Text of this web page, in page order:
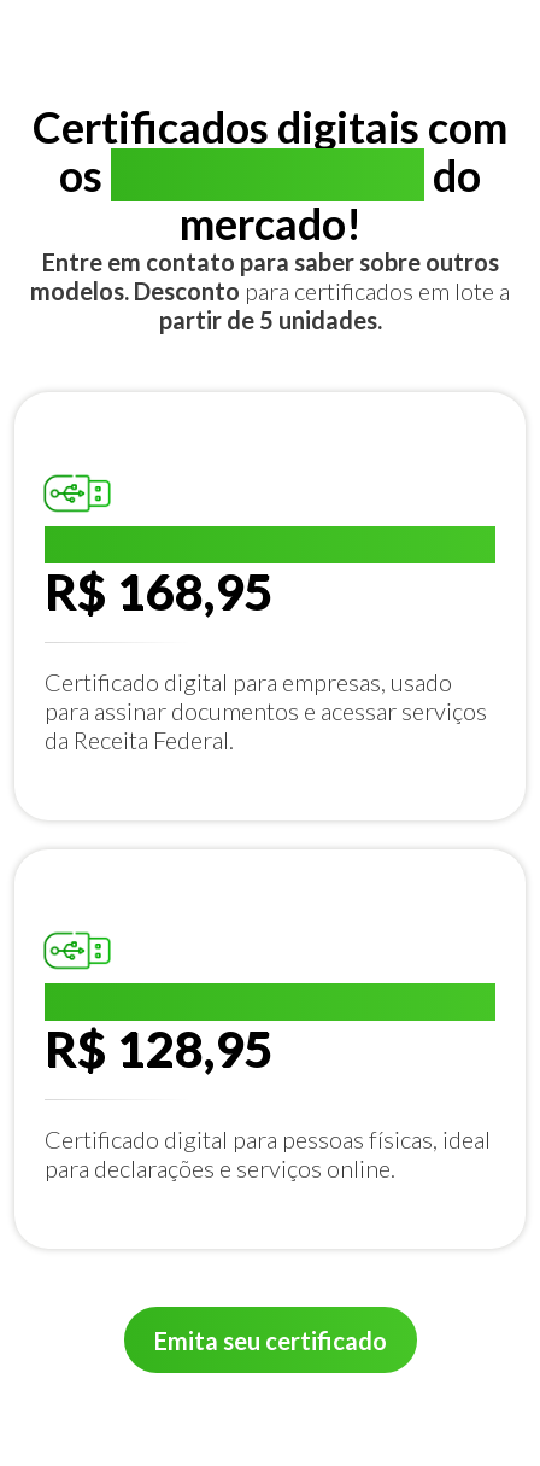
Certificados digitais com
os
do
mercado!
Entre em contato para saber sobre outros
modelos. Desconto para certificados em lote a
partir de 5 unidades.
R$ 168,95
Certificado digital para empresas, usado
para assinar documentos e acessar serviços
da Receita Federal.
R$ 128,95
Certificado digital para pessoas físicas, ideal
para declarações e serviços online.
Emita seu certificado